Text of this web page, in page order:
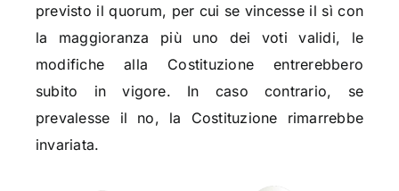
previsto il quorum, per cui se vincesse il sì con
la maggioranza più uno dei voti validi, le
modifiche alla Costituzione entrerebbero
subito in vigore. In caso contrario, se
prevalesse il no, la Costituzione rimarrebbe
invariata.